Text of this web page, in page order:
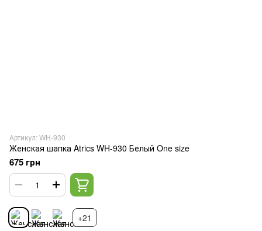
Артикул: WH-930
Женская шапка Atrics WH-930 Белый One size
675 грн
+21